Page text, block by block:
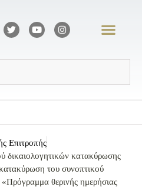
Επιτροπής
δικαιολογητικών κατακύρωσης
κατακύρωση του συνοπτικού
θερινής ημερήσιας